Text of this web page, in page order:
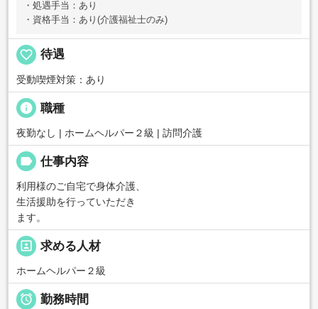
・処遇手当：あり
・資格手当：あり(介護福祉士のみ)
favorite_border 待遇
受動喫煙対策：あり
info 職種
夜勤なし | ホームヘルパー２級 | 訪問介護
label 仕事内容
利用様のご自宅で身体介護、
生活援助を行っていただき
ます。
portrait 求める人材
ホームヘルパー２級
 勤務時間